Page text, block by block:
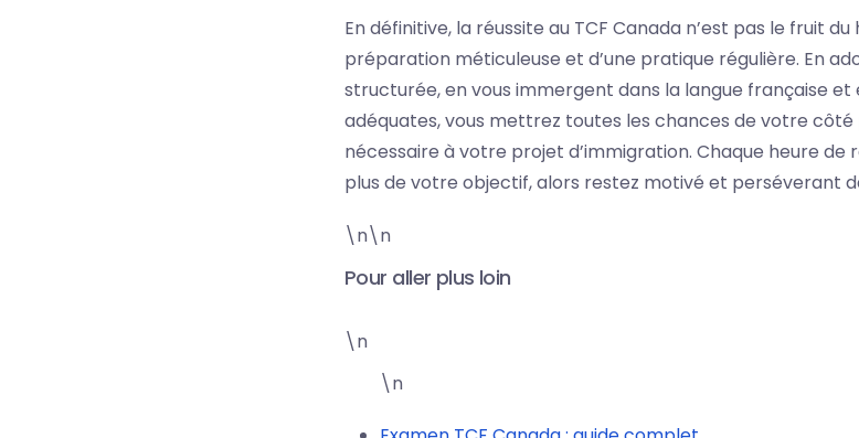
En définitive, la réussite au TCF Canada n’est pas le fruit du
préparation méticuleuse et d’une pratique régulière. En
structurée, en vous immergent dans la langue française et
adéquates, vous mettrez toutes les chances de votre
nécessaire à votre projet d’immigration. Chaque heure de
plus de votre objectif, alors restez motivé et perséverant
\n\n
Pour aller plus loin
\n
\n